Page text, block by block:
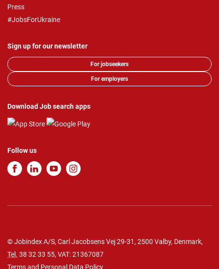
Press
#JobsForUkraine
Sign up for our newsletter
For jobseekers
For employers
Download Job search apps
Follow us
© Jobindex A/S, Carl Jacobsens Vej 29-31, 2500 Valby, Denmark,
Tel. 38 32 33 55, VAT: 21367087
Terms and Personal Data Policy